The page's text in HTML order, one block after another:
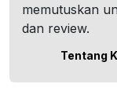
memutuskan
dan review.
Tentang